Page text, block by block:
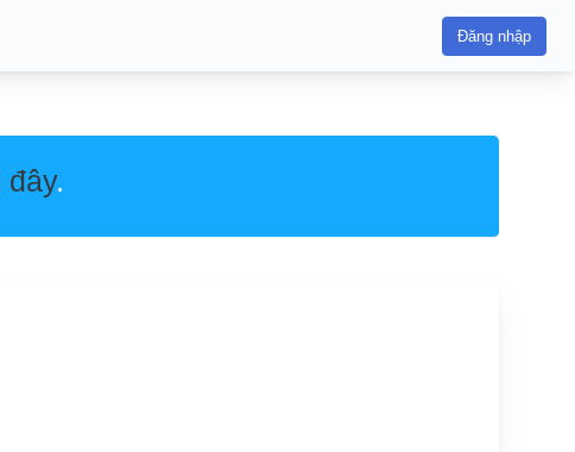
Đăng nhập
đây.